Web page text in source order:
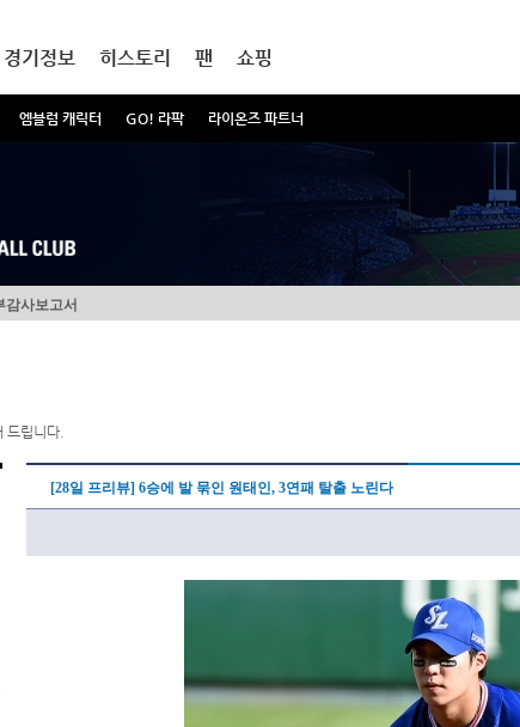
엠블럼 캐릭터 GO! 라팍 라이온즈 파트너
경기정보 히스토리 팬 쇼핑
감사보고서
드립니다.
[28일 프리뷰] 6승에 발 묶인 원태인, 3연패 탈출 노린다